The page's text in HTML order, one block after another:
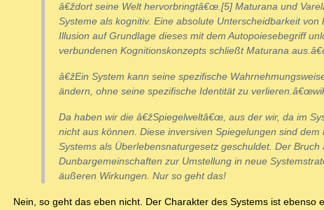
â€ždort seine Welt hervorbringtâ€œ.[5] Maturana und
Systeme als kognitiv. Eine absolute Unterscheidbarkeit von
Illusion auf Grundlage dieses mit dem Autopoiesebegriff
verbundenen Kognitionskonzepts schließt Maturana
â€žEin System kann seine spezifische
ändern, ohne seine spezifische Identität zu
Da haben wir die â€žSpiegelweltâ€œ, aus der wir, da im
nicht aus können. Diese inversiven Spiegelungen sind dem
Systems als Überlebensnaturgesetz geschuldet. Der Bruch
Dunbargemeinschaften zur Umstellung in neue
äußeren Wirkungen. Nur so geht das!
Nein, so geht das eben nicht. Der Charakter des Systems ist